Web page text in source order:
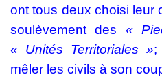
ont tous deux choisi leur
soulèvement des «
« Unités Territoriales »;
mêler les civils à son